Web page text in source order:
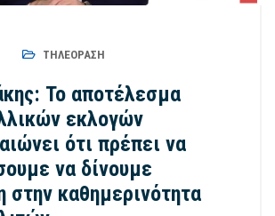
ΤΗΛΕΌΡΑΣΗ
Το αποτέλεσμα
εκλογών
ότι πρέπει να
να δίνουμε
καθημερινότητα